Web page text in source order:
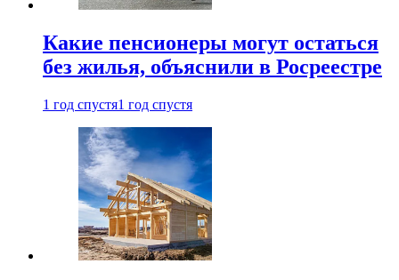
Какие пенсионеры могут остаться
без жилья, объяснили в Росреестре
1 год спустя1 год спустя